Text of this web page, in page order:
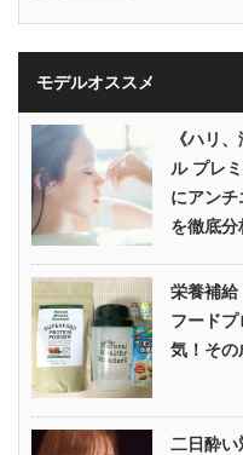
モデルオススメ
《ハリ
ル プレ
にアンチ
を徹底分
栄養補給
フードプ
気！その
二日酔い